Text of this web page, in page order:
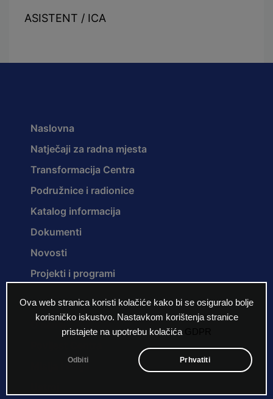
Ova web stranica koristi kolačiće kako bi se osiguralo bolje
korisničko iskustvo. Nastavkom korištenja stranice
pristajete na upotrebu kolačića
Odbiti Prhvatiti
ASISTENT / ICA
Naslovna
Natječaji za radna mjesta
Transformacija Centra
Podružnice i radionice
Katalog informacija
Dokumenti
Novosti
Projekti i programi
Misija i vizija